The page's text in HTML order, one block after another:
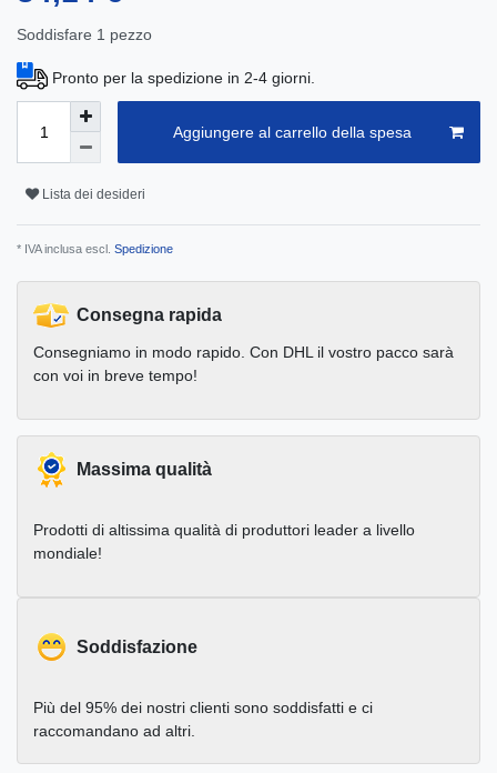
Soddisfare 1 pezzo
Pronto per la spedizione in 2-4 giorni.
Aggiungere al carrello della spesa
Lista dei desideri
* IVA inclusa escl. Spedizione
Consegna rapida
Consegniamo in modo rapido. Con DHL il vostro pacco sarà
con voi in breve tempo!
Massima qualità
Prodotti di altissima qualità di produttori leader a livello
mondiale!
Soddisfazione
Più del 95% dei nostri clienti sono soddisfatti e ci
raccomandano ad altri.